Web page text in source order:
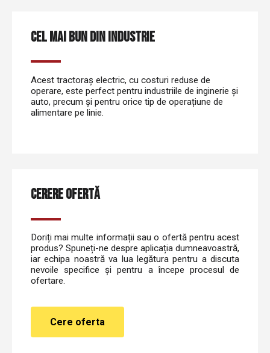
CEL MAI BUN DIN INDUSTRIE
Acest tractoraș electric, cu costuri reduse de
operare, este perfect pentru industriile de inginerie și
auto, precum și pentru orice tip de operațiune de
alimentare pe linie.
CERERE OFERTĂ
Doriți mai multe informații sau o ofertă pentru acest
produs? Spuneți-ne despre aplicația dumneavoastră,
iar echipa noastră va lua legătura pentru a discuta
nevoile specifice și pentru a începe procesul de
ofertare.
Cere oferta